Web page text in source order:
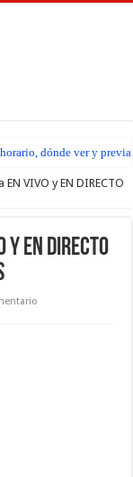
dónde ver y
VIVO y EN DIRECTO
EN DIRECTO